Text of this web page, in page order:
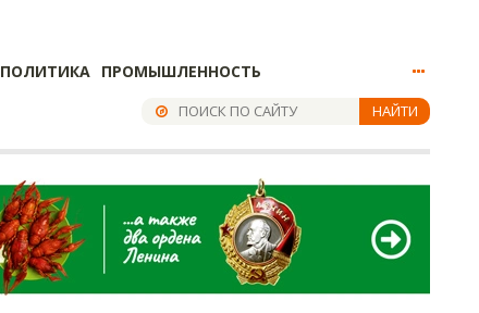
ПОЛИТИКА ПРОМЫШЛЕННОСТЬ
НАЙТИ